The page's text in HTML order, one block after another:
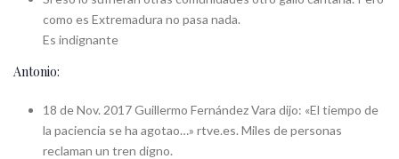
como es Extremadura no pasa nada.
Es indignante
Antonio:
18 de Nov. 2017 Guillermo Fernández Vara dijo: «El tiempo de
la paciencia se ha agotao…» rtve.es. Miles de personas
reclaman un tren digno.